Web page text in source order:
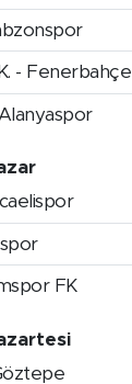
- Fenerbahçe
FK